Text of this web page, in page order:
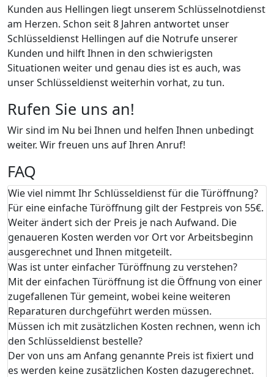
Kunden aus Hellingen liegt unserem Schlüsselnotdienst
am Herzen. Schon seit 8 Jahren antwortet unser
Schlüsseldienst Hellingen auf die Notrufe unserer
Kunden und hilft Ihnen in den schwierigsten
Situationen weiter und genau dies ist es auch, was
unser Schlüsseldienst weiterhin vorhat, zu tun.
Rufen Sie uns an!
Wir sind im Nu bei Ihnen und helfen Ihnen unbedingt
weiter. Wir freuen uns auf Ihren Anruf!
FAQ
Wie viel nimmt Ihr Schlüsseldienst für die Türöffnung?
Für eine einfache Türöffnung gilt der Festpreis von 55€.
Weiter ändert sich der Preis je nach Aufwand. Die
genaueren Kosten werden vor Ort vor Arbeitsbeginn
ausgerechnet und Ihnen mitgeteilt.
Was ist unter einfacher Türöffnung zu verstehen?
Mit der einfachen Türöffnung ist die Öffnung von einer
zugefallenen Tür gemeint, wobei keine weiteren
Reparaturen durchgeführt werden müssen.
Müssen ich mit zusätzlichen Kosten rechnen, wenn ich
den Schlüsseldienst bestelle?
Der von uns am Anfang genannte Preis ist fixiert und
es werden keine zusätzlichen Kosten dazugerechnet.